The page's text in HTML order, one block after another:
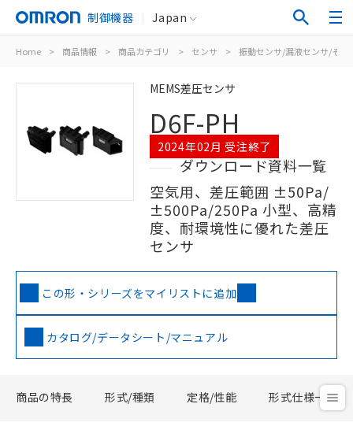
制御機器 Japan
Home > 商品情報 > 商品カテゴリ > センサ > 振動センサ/漏液センサ/その
MEMS差圧センサ
D6F-PH
2024年02月 受注終了
ダウンロード資料一覧
空気用、差圧範囲 ±50Pa/
±500Pa/250Pa 小型、高精
度、耐環境性に優れた差圧
センサ
この形・シリーズをマイリストに追加
カタログ/データシート/マニュアル
商品の特長 形式/種類 定格/性能 形式仕様一覧